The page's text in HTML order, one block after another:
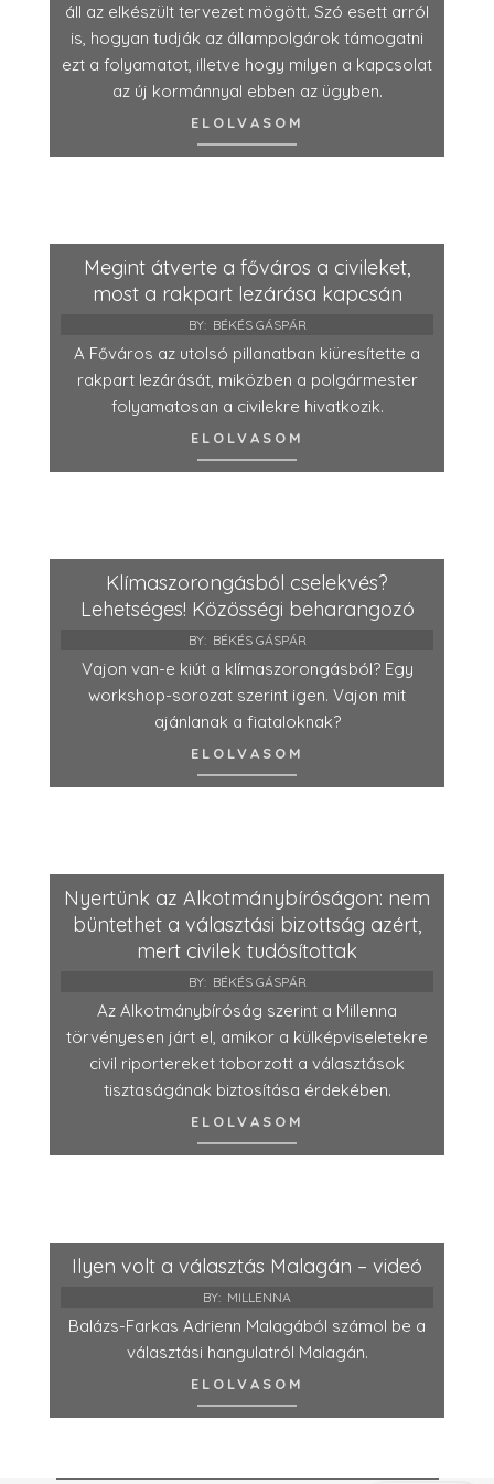
áll az elkészült tervezet mögött. Szó esett arról
is, hogyan tudják az állampolgárok támogatni
ezt a folyamatot, illetve hogy milyen a kapcsolat
az új kormánnyal ebben az ügyben.
ELOLVASOM
Megint átverte a főváros a civileket,
most a rakpart lezárása kapcsán
BY: BÉKÉS GÁSPÁR
A Főváros az utolsó pillanatban kiüresítette a
rakpart lezárását, miközben a polgármester
folyamatosan a civilekre hivatkozik.
ELOLVASOM
Klímaszorongásból cselekvés?
Lehetséges! Közösségi beharangozó
BY: BÉKÉS GÁSPÁR
Vajon van-e kiút a klímaszorongásból? Egy
workshop-sorozat szerint igen. Vajon mit
ajánlanak a fiataloknak?
ELOLVASOM
Nyertünk az Alkotmánybíróságon: nem
büntethet a választási bizottság azért,
mert civilek tudósítottak
BY: BÉKÉS GÁSPÁR
Az Alkotmánybíróság szerint a Millenna
törvényesen járt el, amikor a külképviseletekre
civil riportereket toborzott a választások
tisztaságának biztosítása érdekében.
ELOLVASOM
Ilyen volt a választás Malagán – videó
BY: MILLENNA
Balázs-Farkas Adrienn Malagából számol be a
választási hangulatról Malagán.
ELOLVASOM